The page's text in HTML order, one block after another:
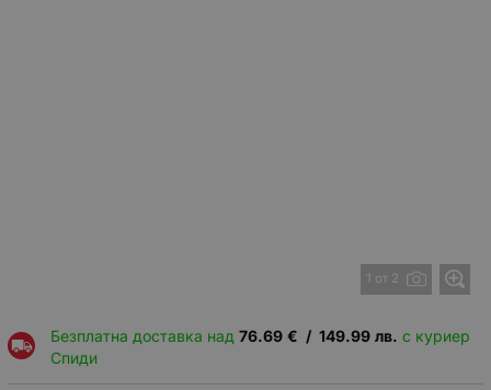
1 от 2
Безплатна доставка над 76.69 € / 149.99 лв. с куриер
Спиди